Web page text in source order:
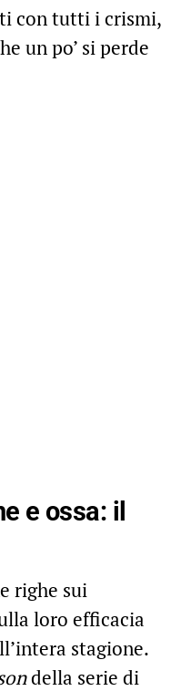
con tutti i crismi,
un po’ si perde
e ossa: il
righe sui
loro efficacia
stagione.
della serie di